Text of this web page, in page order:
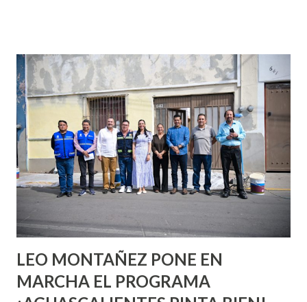
conoces ni la mitad de lo que deberías saber. Pero incluso
quienes ya han tenido relaciones sexuales no son expertos
o expertas en el tema. Siempre hay algo nuevo que
aprender y nuevas experiencias que conocer. Si eres una
chica y aún no has tenido relaciones sexuales, tal vez
pienses que el sexo será increíble y no puedas esperar para
experimentarlo, pero como cualquier persona con
experiencia te dirá, siempre es mejor cuando ambas partes
son suficientemen...
LEO MONTAÑEZ PONE EN
MARCHA EL PROGRAMA